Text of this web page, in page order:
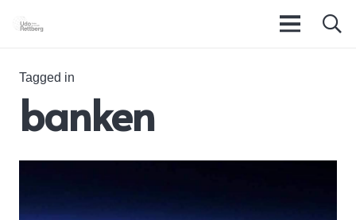
Tagged in
banken